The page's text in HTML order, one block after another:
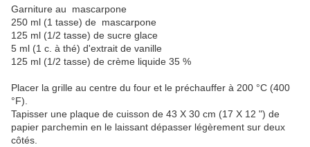
Garniture au mascarpone
250 ml (1 tasse) de mascarpone
125 ml (1/2 tasse) de sucre glace
5 ml (1 c. à thé) d'extrait de vanille
125 ml (1/2 tasse) de crème liquide 35 %
Placer la grille au centre du four et le préchauffer à 200 °C (400
°F).
Tapisser une plaque de cuisson de 43 X 30 cm (17 X 12 ") de
papier parchemin en le laissant dépasser légèrement sur deux
côtés.